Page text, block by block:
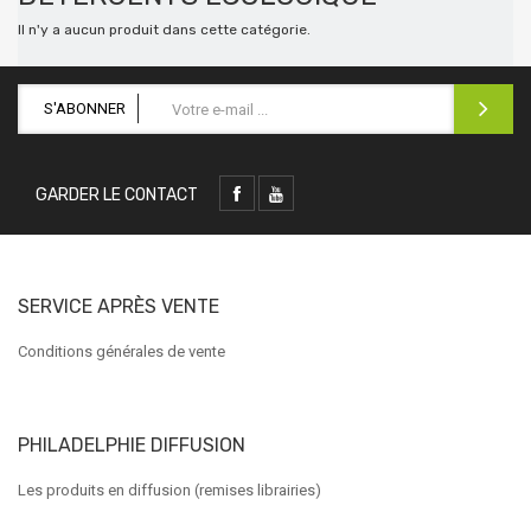
Il n'y a aucun produit dans cette catégorie.
S'ABONNER
GARDER LE CONTACT
SERVICE APRÈS VENTE
Conditions générales de vente
PHILADELPHIE DIFFUSION
Les produits en diffusion (remises librairies)